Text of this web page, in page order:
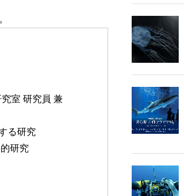
室 研究員 兼
る研究
研究